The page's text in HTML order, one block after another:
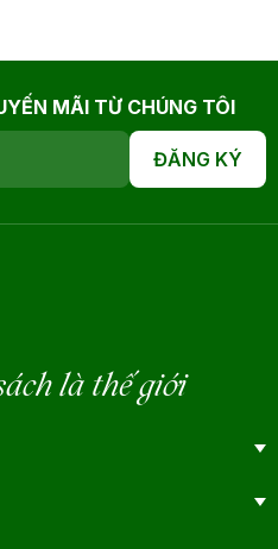
MÃI TỪ CHÚNG TÔI
ĐĂNG KÝ
là thế giới